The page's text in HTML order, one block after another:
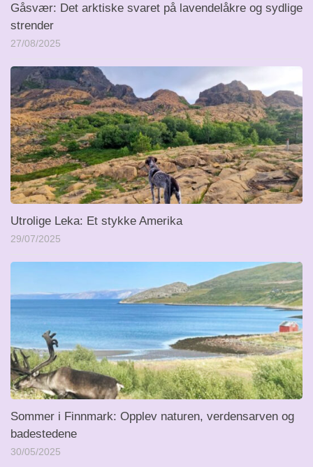
Gåsvær: Det arktiske svaret på lavendelåkre og sydlige
strender
27/08/2025
Utrolige Leka: Et stykke Amerika
29/07/2025
Sommer i Finnmark: Opplev naturen, verdensarven og
badestedene
30/05/2025